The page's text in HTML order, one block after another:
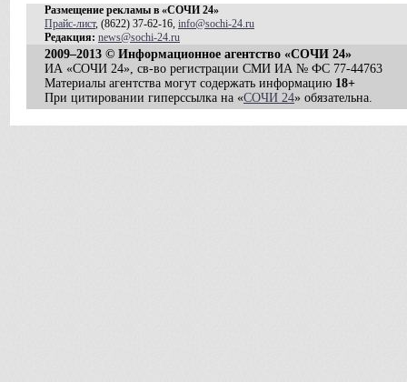
Размещение рекламы в «СОЧИ 24»
Прайс-лист, (8622) 37-62-16, info@sochi-24.ru
Редакция: news@sochi-24.ru
2009–2013 © Информационное агентство «СОЧИ 24»
ИА «СОЧИ 24», св-во регистрации СМИ ИА № ФС 77-44763
Материалы агентства могут содержать информацию 18+
При цитировании гиперссылка на «СОЧИ 24» обязательна.